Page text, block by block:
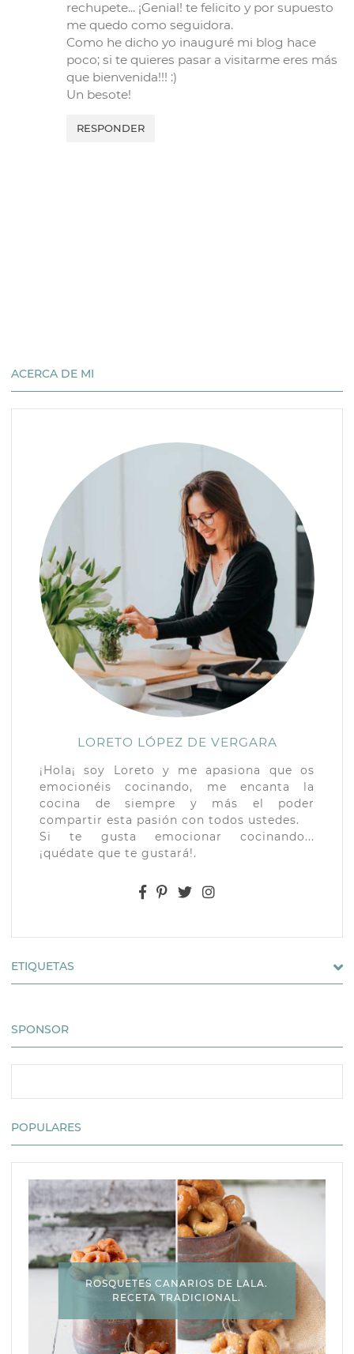
rechupete... ¡Genial! te felicito y por supuesto
me quedo como seguidora.
Como he dicho yo inauguré mi blog hace
poco; si te quieres pasar a visitarme eres más
que bienvenida!!! :)
Un besote!
RESPONDER
ACERCA DE MI
LORETO LÓPEZ DE VERGARA
¡Hola¡ soy Loreto y me apasiona que os
emocionéis cocinando, me encanta la
cocina de siempre y más el poder
compartir esta pasión con todos ustedes.
Si te gusta emocionar cocinando...
¡quédate que te gustará!.
ETIQUETAS
SPONSOR
POPULARES
ROSQUETES CANARIOS DE LALA.
RECETA TRADICIONAL.